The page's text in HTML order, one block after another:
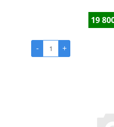
19
- +